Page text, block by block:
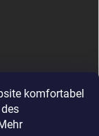
komfortabel